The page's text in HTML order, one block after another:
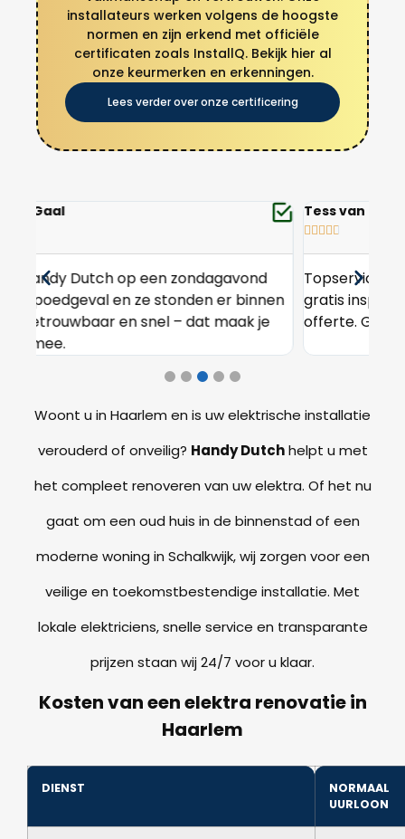
installateurs werken volgens de hoogste
normen en zijn erkend met officiële
certificaten zoals InstallQ. Bekijk hier al
onze keurmerken en erkenningen.
Lees verder over onze certificering
Tess van Es
Topservice! Ze kwamen eerst langs voor een
gratis inspectie en gaven duidelijke uitleg en
offerte. Geen verrassingen achteraf.
Woont u in Haarlem en is uw elektrische installatie
verouderd of onveilig? Handy Dutchhelpt u met
het compleet renoveren van uw elektra. Of het nu
gaat om een oud huis in de binnenstad of een
moderne woning in Schalkwijk, wij zorgen voor een
veilige en toekomstbestendige installatie. Met
lokale elektriciens, snelle service en transparante
prijzen staan wij 24/7 voor u klaar.
Kosten van een elektra renovatie in
Haarlem
DIENST
NORMAAL
UURLOON